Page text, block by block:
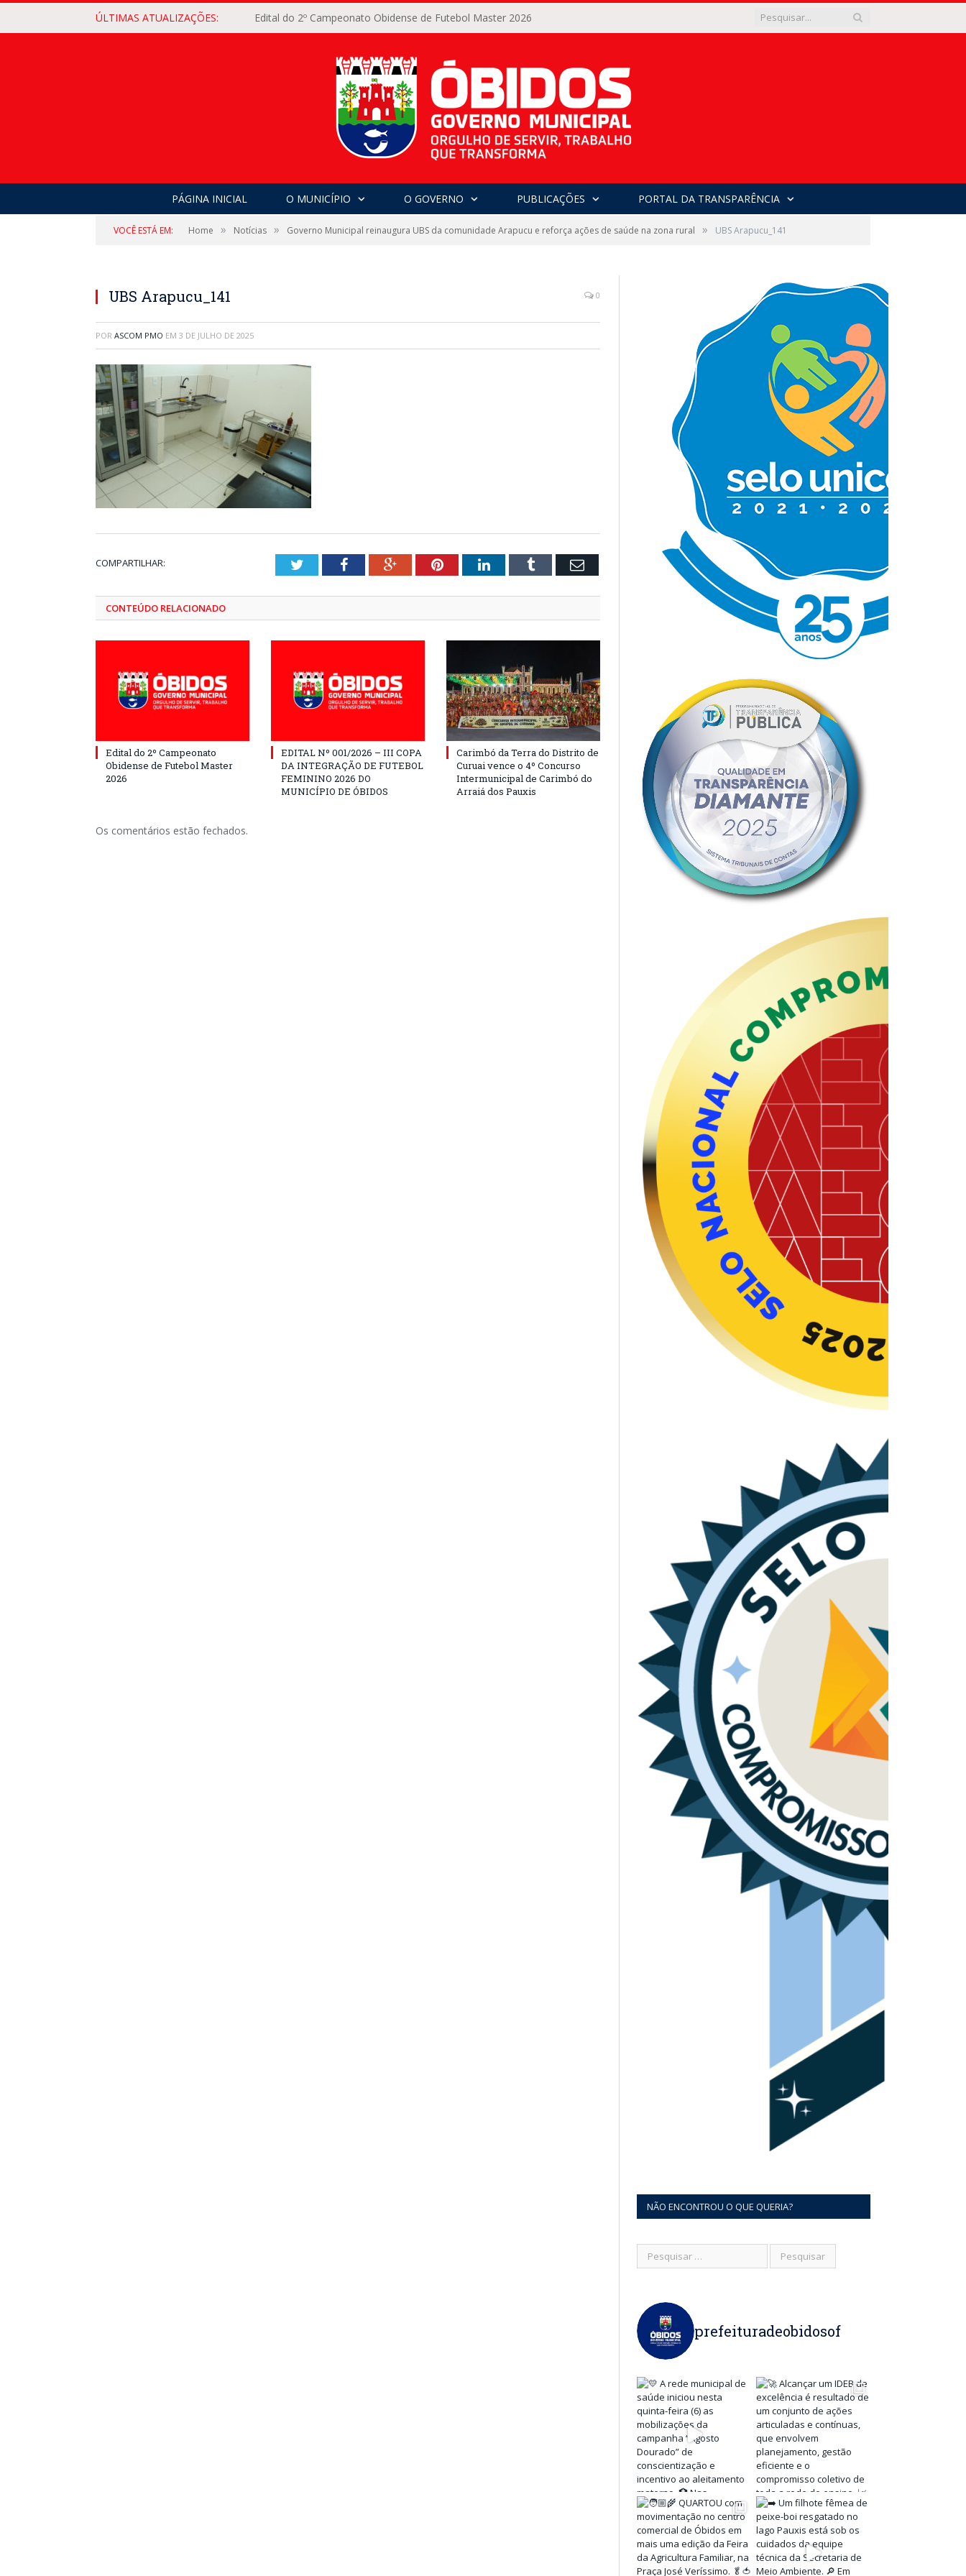
ÚLTIMAS ATUALIZAÇÕES: Edital do 2º Campeonato Obidense de Futebol Master 2026
PÁGINA INICIAL O MUNICÍPIO O GOVERNO PUBLICAÇÕES PORTAL DA TRANSPARÊNCIA
VOCÊ ESTÁ EM: Home » Notícias » Governo Municipal reinaugura UBS da comunidade Arapucu e reforça ações de saúde na zona rural » UBS Arapucu_141
UBS Arapucu_141 0
POR ASCOM PMO EM 3 DE JULHO DE 2025
COMPARTILHAR: TwitterFacebookGoogle+PinterestLinkedInTumblr Email
CONTEÚDO RELACIONADO
Edital do 2º Campeonato
Obidense de Futebol Master
2026
EDITAL Nº 001/2026 – III COPA
DA INTEGRAÇÃO DE FUTEBOL
FEMININO 2026 DO
MUNICÍPIO DE ÓBIDOS
Carimbó da Terra do Distrito de
Curuai vence o 4º Concurso
Intermunicipal de Carimbó do
Arraiá dos Pauxis
Os comentários estão fechados.
NÃO ENCONTROU O QUE QUERIA?
prefeituradeobidosof